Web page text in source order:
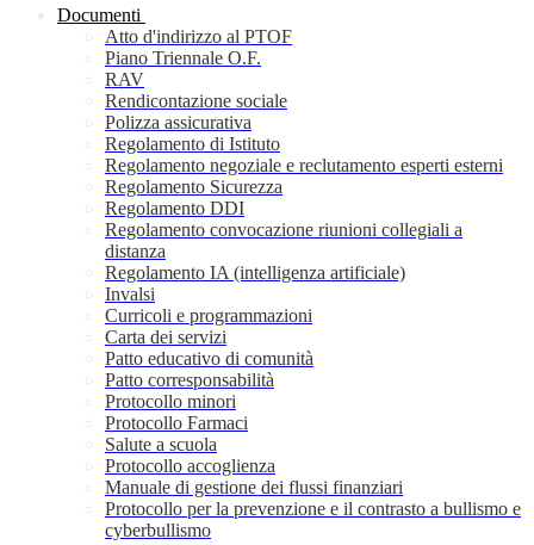
Documenti
Atto d'indirizzo al PTOF
Piano Triennale O.F.
RAV
Rendicontazione sociale
Polizza assicurativa
Regolamento di Istituto
Regolamento negoziale e reclutamento esperti esterni
Regolamento Sicurezza
Regolamento DDI
Regolamento convocazione riunioni collegiali a
distanza
Regolamento IA (intelligenza artificiale)
Invalsi
Curricoli e programmazioni
Carta dei servizi
Patto educativo di comunità
Patto corresponsabilità
Protocollo minori
Protocollo Farmaci
Salute a scuola
Protocollo accoglienza
Manuale di gestione dei flussi finanziari
Protocollo per la prevenzione e il contrasto a bullismo e
cyberbullismo